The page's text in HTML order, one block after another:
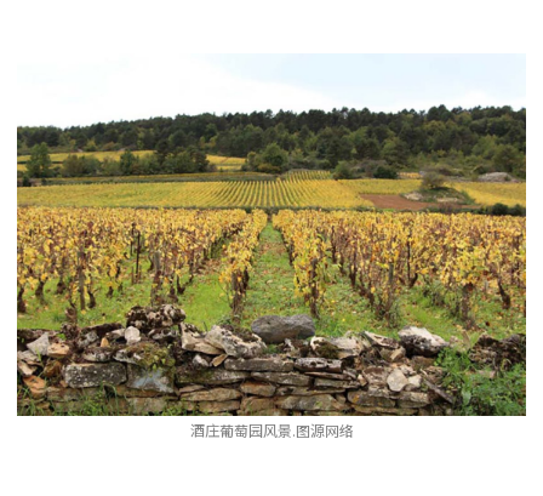
酒庄葡萄园风景.图源网络